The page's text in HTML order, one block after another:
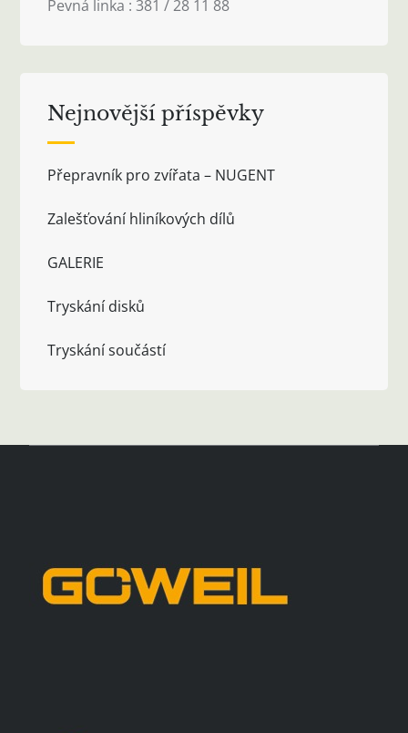
Pevná linka : 381 / 28 11 88
Nejnovější příspěvky
Přepravník pro zvířata – NUGENT
Zalešťování hliníkových dílů
GALERIE
Tryskání disků
Tryskání součástí